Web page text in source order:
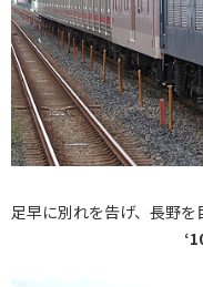
足早に別れを告げ、長野を